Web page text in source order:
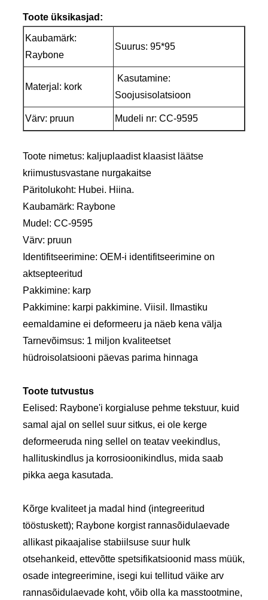
Toote üksikasjad:
Kaubamärk:
Raybone
Suurus: 95*95
Materjal: kork
Kasutamine:
Soojusisolatsioon
Värv: pruun Mudeli nr: CC-9595
Toote nimetus: kaljuplaadist klaasist läätse
kriimustusvastane nurgakaitse
Päritolukoht: Hubei. Hiina.
Kaubamärk: Raybone
Mudel: CC-9595
Värv: pruun
Identifitseerimine: OEM-i identifitseerimine on
aktsepteeritud
Pakkimine: karp
Pakkimine: karpi pakkimine. Viisil. Ilmastiku
eemaldamine ei deformeeru ja näeb kena välja
Tarnevõimsus: 1 miljon kvaliteetset
hüdroisolatsiooni päevas parima hinnaga
Toote tutvustus
Eelised: Raybone'i korgialuse pehme tekstuur, kuid
samal ajal on sellel suur sitkus, ei ole kerge
deformeeruda ning sellel on teatav veekindlus,
hallituskindlus ja korrosioonikindlus, mida saab
pikka aega kasutada.
Kõrge kvaliteet ja madal hind (integreeritud
tööstuskett); Raybone korgist rannasõidulaevade
allikast pikaajalise stabiilsuse suur hulk
otsehankeid, ettevõtte spetsifikatsioonid mass müük,
osade integreerimine, isegi kui tellitud väike arv
rannasõidulaevade koht, võib olla ka masstootmine,